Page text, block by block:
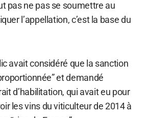
pas ne pas se soumettre au
l’appellation, c’est la base du
avait considéré que la sanction
et demandé
d’habilitation, qui avait eu pour
les vins du viticulteur de 2014 à